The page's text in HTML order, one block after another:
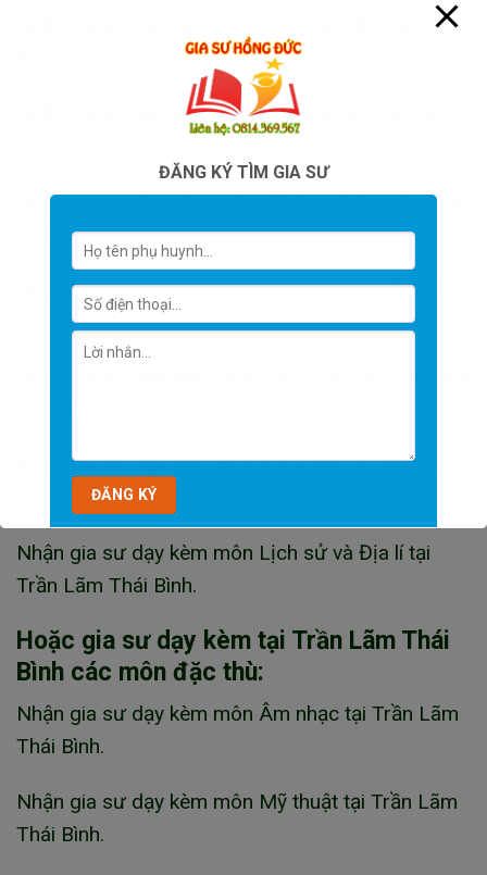
Nhận gia sư dạy kèm môn Toán tại Trần Lãm Thái
Nhận gia sư dạy kèm môn Ngữ văn tại Trần Lãm
Nhận gia sư dạy kèm môn Vật lí tại Trần Lãm Thái
Nhận gia sư dạy kèm môn Hóa học tại Trần Lãm
Thái Bình.
Nhận gia sư dạy kèm môn Khoa học tự nhiên tại
Trần Lãm Thái Bình.
Nhận gia sư dạy kèm môn Lịch sử và Địa lí tại
Trần Lãm Thái Bình.
Hoặc gia sư dạy kèm tại Trần Lãm Thái
Bình các môn đặc thù:
Nhận gia sư dạy kèm môn Âm nhạc tại Trần Lãm
Thái Bình.
Nhận gia sư dạy kèm môn Mỹ thuật tại Trần Lãm
Thái Bình.
ĐĂNG KÝ TÌM GIA SƯ